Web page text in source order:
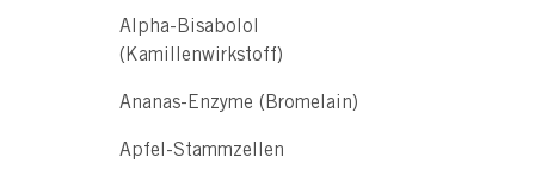
Alpha-Bisabolol
(Kamillenwirkstoff)
Ananas-Enzyme (Bromelain)
Apfel-Stammzellen